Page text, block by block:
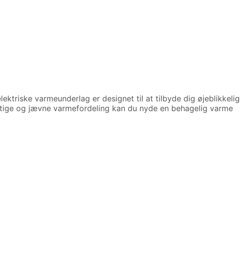
varmeunderlag er designet til at tilbyde dig øjeblikkelig
og jævne varmefordeling kan du nyde en behagelig varme